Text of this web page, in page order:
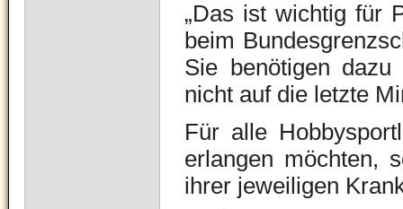
„Das ist wichtig für
beim
Sie benötigen
nicht auf die letzte
Für alle
erlangen möchten,
ihrer jeweiligen